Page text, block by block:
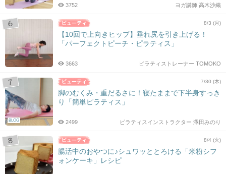
ヨガ講師 高木沙織
3752
8/3 (月)
【10回で上向きヒップ】垂れ尻を引き上げる！
「パーフェクトピーチ・ピラティス」
ピラティストレーナー TOMOKO
3663
BLOG
7/30 (木)
脚のむくみ・重だるさに！寝たままで下半身すっき
り「簡単ピラティス」
ピラティスインストラクター 澤田みのり
2499
8/4 (火)
腸活中のおやつに♪シュワッととろける「米粉シフ
ォンケーキ」レシピ